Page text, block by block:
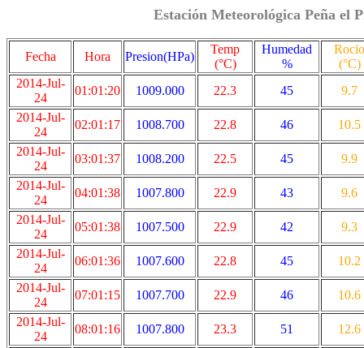
Estación Meteorológica Peña el
Fecha Hora Presion(HPa)
Temp
(°C)
Humedad
%
Rocio
(°C)
2014-Jul-
24
01:01:20 1009.000 22.3 45
9.7
2014-Jul-
24
02:01:17 1008.700 22.8 46
10.5
2014-Jul-
24
03:01:37 1008.200 22.5 45
9.9
2014-Jul-
24
04:01:38 1007.800 22.9 43
9.6
2014-Jul-
24
05:01:38 1007.500 22.9 42
9.3
2014-Jul-
24
06:01:36 1007.600 22.8 45
10.2
2014-Jul-
24
07:01:15 1007.700 22.9 46
10.6
2014-Jul-
24
08:01:16 1007.800 23.3 51
12.6